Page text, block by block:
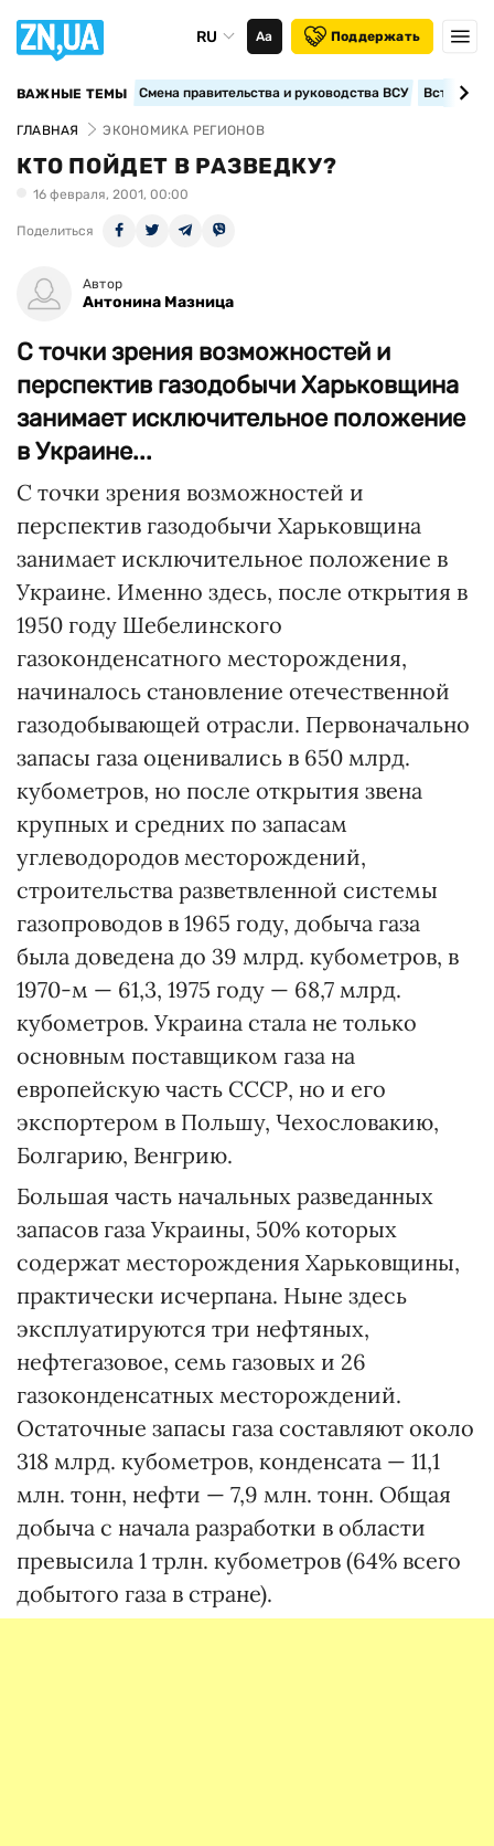
RU Аа Поддержать
ВАЖНЫЕ ТЕМЫ Смена правительства и руководства ВСУ
ГЛАВНАЯ ЭКОНОМИКА РЕГИОНОВ
КТО ПОЙДЕТ В РАЗВЕДКУ?
16 февраля, 2001, 00:00
Поделиться
Автор
Антонина Мазница
С точки зрения возможностей и
перспектив газодобычи Харьковщина
занимает исключительное положение
в Украине...
С точки зрения возможностей и
перспектив газодобычи Харьковщина
занимает исключительное положение в
Украине. Именно здесь, после открытия в
1950 году Шебелинского
газоконденсатного месторождения,
начиналось становление отечественной
газодобывающей отрасли. Первоначально
запасы газа оценивались в 650 млрд.
кубометров, но после открытия звена
крупных и средних по запасам
углеводородов месторождений,
строительства разветвленной системы
газопроводов в 1965 году, добыча газа
была доведена до 39 млрд. кубометров, в
1970-м — 61,3, 1975 году — 68,7 млрд.
кубометров. Украина стала не только
основным поставщиком газа на
европейскую часть СССР, но и его
экспортером в Польшу, Чехословакию,
Болгарию, Венгрию.
Большая часть начальных разведанных
запасов газа Украины, 50% которых
содержат месторождения Харьковщины,
практически исчерпана. Ныне здесь
эксплуатируются три нефтяных,
нефтегазовое, семь газовых и 26
газоконденсатных месторождений.
Остаточные запасы газа составляют около
318 млрд. кубометров, конденсата — 11,1
млн. тонн, нефти — 7,9 млн. тонн. Общая
добыча с начала разработки в области
превысила 1 трлн. кубометров (64% всего
добытого газа в стране).